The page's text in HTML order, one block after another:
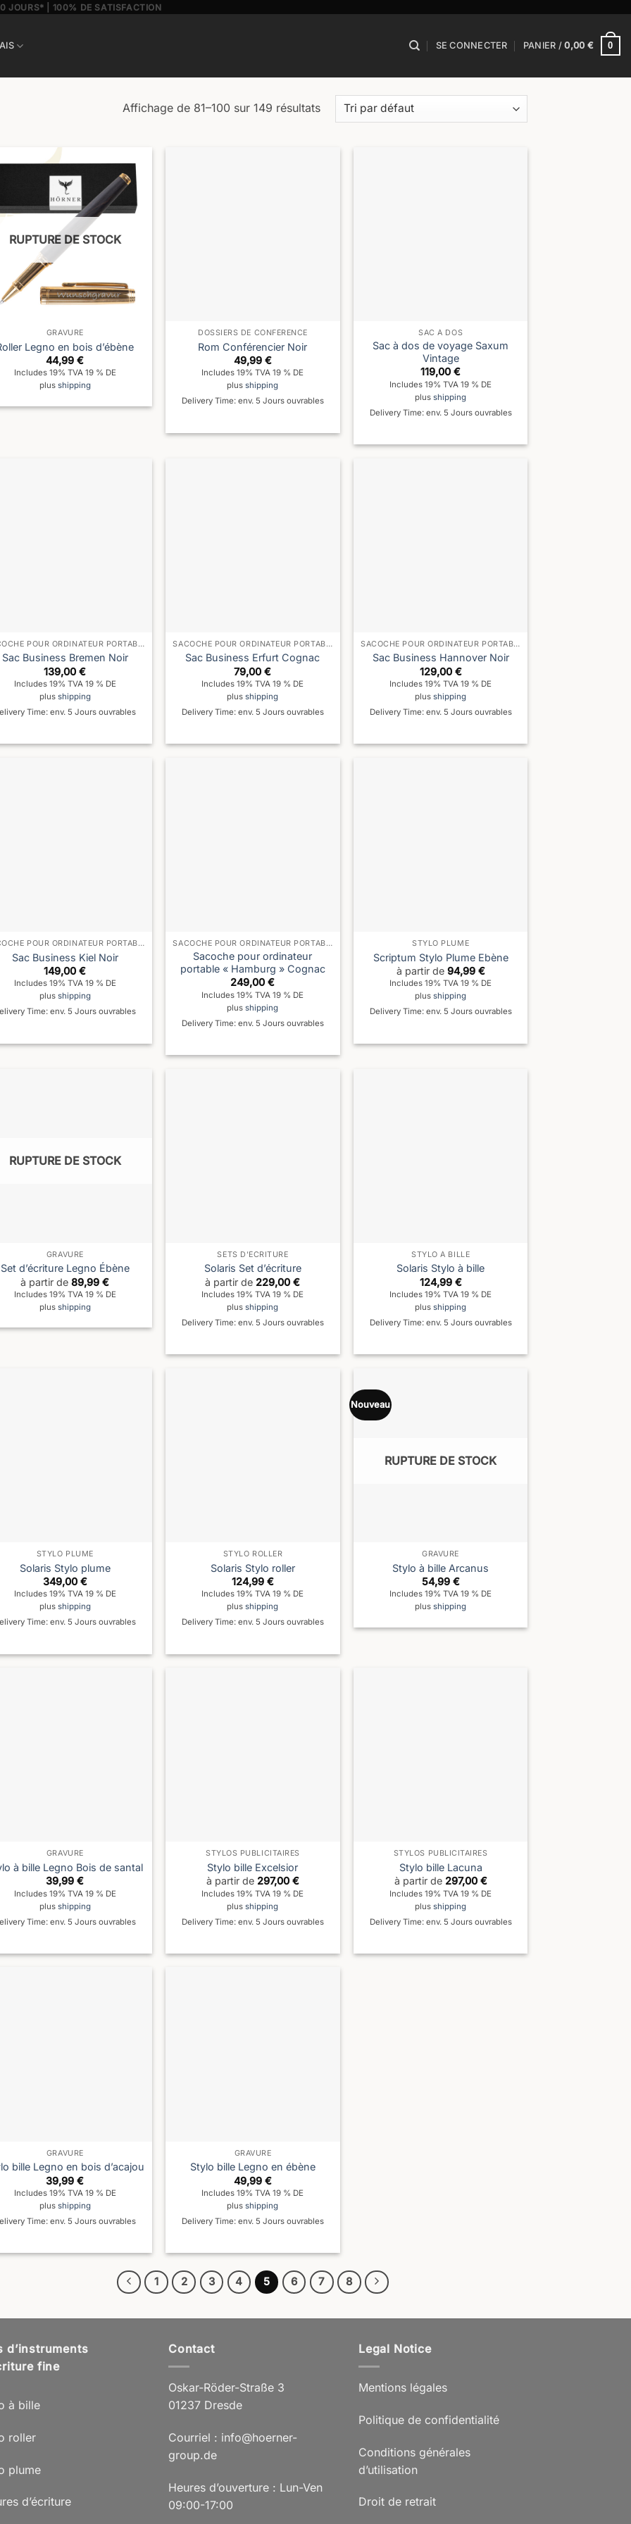
JOURS* | 100% DE SATISFACTION
SE CONNECTER PANIER /0,00 € 0
Affichage de 81–100 sur 149 résultats
RUPTURE DE STOCK
GRAVURE
Legno en bois d’ébène
44,99€
Includes 19% TVA 19 % DE
plus shipping
DOSSIERS DE CONFÉRENCE
Rom Conférencier Noir
49,99 €
Includes 19% TVA 19 % DE
plusshipping
Delivery Time: env. 5 Jours ouvrables
SAC À DOS
Sac à dos de voyage Saxum
Vintage
119,00€
Includes 19% TVA 19 % DE
plusshipping
Delivery Time: env. 5 Jours ouvrables
SACOCHE POUR ORDINATEUR PORTABLE
Sac Business Bremen Noir
139,00€
Includes 19% TVA 19 % DE
plus shipping
Time: env. 5 Jours ouvrables
SACOCHE POUR ORDINATEUR PORTABLE
Sac Business Erfurt Cognac
79,00€
Includes 19% TVA 19 % DE
plusshipping
Delivery Time: env. 5 Jours ouvrables
SACOCHE POUR ORDINATEUR PORTABLE
Sac Business Hannover Noir
129,00 €
Includes 19% TVA 19 % DE
plusshipping
Delivery Time: env. 5 Jours ouvrables
SACOCHE POUR ORDINATEUR PORTABLE
Sac Business Kiel Noir
149,00€
Includes 19% TVA 19 % DE
plus shipping
Time: env. 5 Jours ouvrables
SACOCHE POUR ORDINATEUR PORTABLE
Sacoche pour ordinateur
portable « Hamburg » Cognac
249,00€
Includes 19% TVA 19 % DE
plusshipping
Delivery Time: env. 5 Jours ouvrables
STYLO PLUME
Scriptum Stylo Plume Ebène
à partir de 94,99 €
Includes 19% TVA 19 % DE
plusshipping
Delivery Time: env. 5 Jours ouvrables
RUPTURE DE STOCK
GRAVURE
Set d’écriture Legno Ébène
à partir de89,99€
Includes 19% TVA 19 % DE
plus shipping
SETS D'ÉCRITURE
Solaris Set d’écriture
à partir de 229,00€
Includes 19% TVA 19 % DE
plusshipping
Delivery Time: env. 5 Jours ouvrables
STYLO À BILLE
Solaris Stylo à bille
124,99 €
Includes 19% TVA 19 % DE
plusshipping
Delivery Time: env. 5 Jours ouvrables
STYLO PLUME
Solaris Stylo plume
349,00 €
Includes 19% TVA 19 % DE
plus shipping
Time: env. 5 Jours ouvrables
STYLO ROLLER
Solaris Stylo roller
124,99 €
Includes 19% TVA 19 % DE
plusshipping
Delivery Time: env. 5 Jours ouvrables
Nouveau
RUPTURE DE STOCK
GRAVURE
Stylo à bille Arcanus
54,99 €
Includes 19% TVA 19 % DE
plusshipping
GRAVURE
à bille Legno Bois de santal
39,99€
Includes 19% TVA 19 % DE
plus shipping
Time: env. 5 Jours ouvrables
STYLOS PUBLICITAIRES
Stylo bille Excelsior
à partir de 297,00 €
Includes 19% TVA 19 % DE
plusshipping
Delivery Time: env. 5 Jours ouvrables
STYLOS PUBLICITAIRES
Stylo bille Lacuna
à partir de 297,00 €
Includes 19% TVA 19 % DE
plusshipping
Delivery Time: env. 5 Jours ouvrables
GRAVURE
bille Legno en bois d’acajou
39,99€
Includes 19% TVA 19 % DE
plus shipping
Time: env. 5 Jours ouvrables
GRAVURE
Stylo bille Legno en ébène
49,99 €
Includes 19% TVA 19 % DE
plusshipping
Delivery Time: env. 5 Jours ouvrables
1 2 3 4 5 6 7 8
d’instruments
fine
à bille
roller
plume
d’écriture
Contact
Oskar-Röder-Straße 3
01237 Dresde
Courriel : info@hoerner-
group.de
Heures d’ouverture : Lun-Ven
09:00-17:00
Legal Notice
Mentions légales
Politique de confidentialité
Conditions générales
d’utilisation
Droit de retrait